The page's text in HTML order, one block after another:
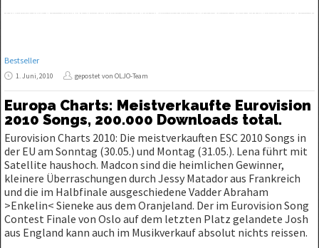
Bestseller
1. Juni, 2010 gepostet von OLJO-Team
Europa Charts: Meistverkaufte Eurovision
2010 Songs, 200.000 Downloads total.
Eurovision Charts 2010: Die meistverkauften ESC 2010 Songs in
der EU am Sonntag (30.05.) und Montag (31.05.). Lena führt mit
Satellite haushoch. Madcon sind die heimlichen Gewinner,
kleinere Überraschungen durch Jessy Matador aus Frankreich
und die im Halbfinale ausgeschiedene Vadder Abraham
>Enkelin< Sieneke aus dem Oranjeland. Der im Eurovision Song
Contest Finale von Oslo auf dem letzten Platz gelandete Josh
aus England kann auch im Musikverkauf absolut nichts reissen.